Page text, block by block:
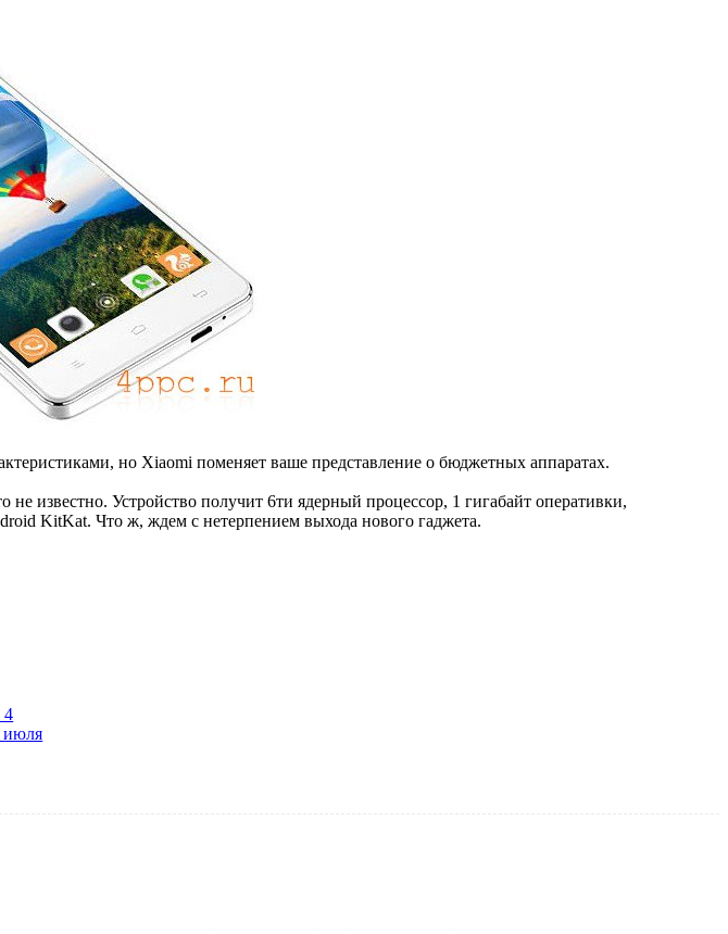
но Xiaomi поменяет ваше представление о бюджетных аппаратах.
известно. Устройство получит 6ти ядерный процессор, 1 гигабайт оперативки,
KitKat. Что ж, ждем с нетерпением выхода нового гаджета.
4
июля